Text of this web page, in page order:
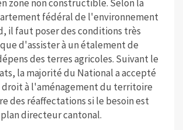
zone non constructible. Selon la
fédéral de l'environnement
il faut poser des conditions très
d'assister à un étalement de
des terres agricoles. Suivant le
la majorité du National a accepté
à l'aménagement du territoire
des réaffectations si le besoin est
directeur cantonal.